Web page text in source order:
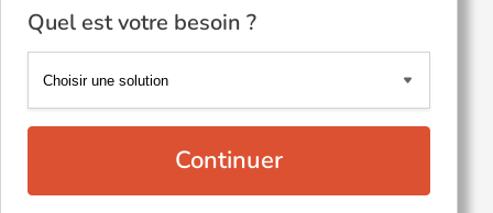
Quel est votre besoin ?
Continuer